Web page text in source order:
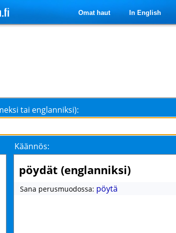
Omat haut In English
tai englanniksi):
Käännös:
pöydät (englanniksi)
Sana perusmuodossa: pöytä